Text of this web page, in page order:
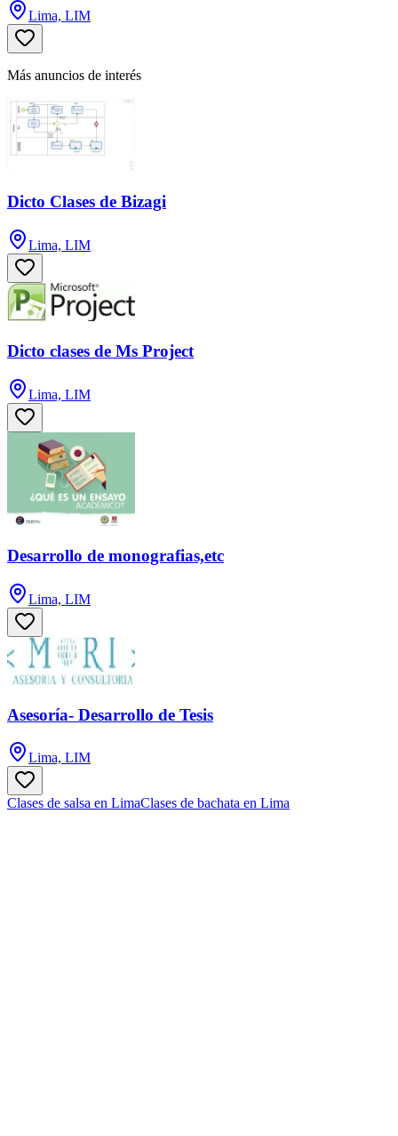
Lima, LIM
Más anuncios de interés
Dicto Clases de Bizagi
Lima, LIM
Dicto clases de Ms Project
Lima, LIM
Desarrollo de monografias,etc
Lima, LIM
Asesoría- Desarrollo de Tesis
Lima, LIM
Clases de salsa en LimaClases de bachata en Lima